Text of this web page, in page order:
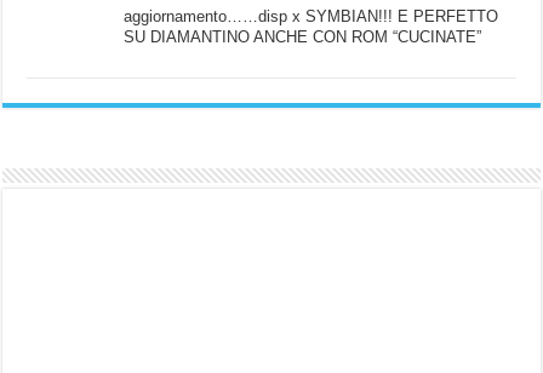
aggiornamento……disp x SYMBIAN!!! E PERFETTO
SU DIAMANTINO ANCHE CON ROM “CUCINATE”